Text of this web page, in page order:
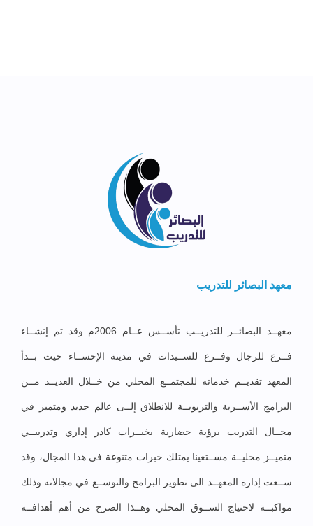
معهد البصائر للتدريب
معهــد البصائــر للتدريــب تأســس عــام 2006م وقد تم إنشــاء
فــرع للرجال وفــرع للســيدات في مدينة الإحســاء حيث بــدأ
المعهد تقديــم خدماته للمجتمــع المحلي من خــلال العديــد مــن
البرامج الأســرية والتربويــة للانطلاق إلــى عالم جديد ومتميز في
مجــال التدريب برؤية حضارية بخبــرات كادر إداري وتدريبــي
متميــز محليــة مســتعينا يمتلك خبرات متنوعة في هذا المجال، وقد
ســعت إدارة المعهــد الى تطوير البرامج والتوســع في مجالاته وذلك
مواكبــة لاحتياج الســوق المحلي وهــذا الصرح من أهم أهدافــه